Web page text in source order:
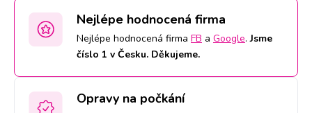
Nejlépe hodnocená firma
Nejlépe hodnocená firma FB a Google.Jsme
číslo 1 v Česku. Děkujeme.
Opravy na počkání